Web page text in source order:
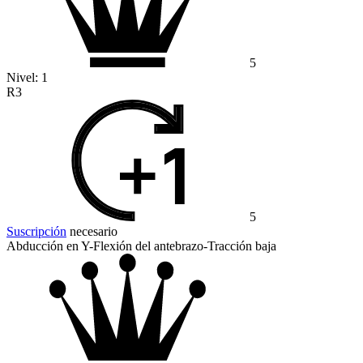
5
Nivel: 1
R3
5
Suscripción necesario
Abducción en Y-Flexión del antebrazo-Tracción baja